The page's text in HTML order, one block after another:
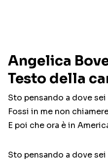
Angelica
Testo della
Sto pensando a dove sei
Fossi in me non
E poi che ora è in
Sto pensando a dove sei